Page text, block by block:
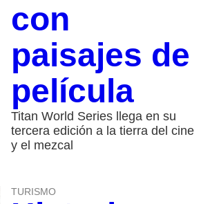
con
paisajes de
película
Titan World Series llega en su
tercera edición a la tierra del cine
y el mezcal
TURISMO